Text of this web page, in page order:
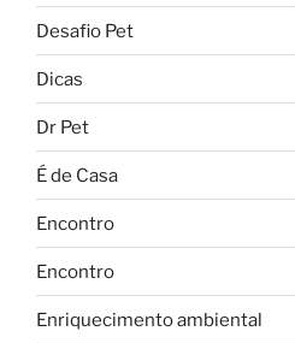
Desafio Pet
Dicas
Dr Pet
É de Casa
Encontro
Encontro
Enriquecimento ambiental